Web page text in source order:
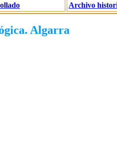
Archivo
Algarra